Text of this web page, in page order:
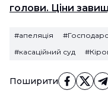
Поширити
голови. Ціни
#апеляція
#касаційний суд